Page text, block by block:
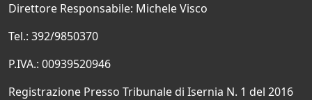
Direttore Responsabile: Michele Visco
Tel.: 392/9850370
P.IVA.: 00939520946
Registrazione Presso Tribunale di Isernia N. 1 del 2016